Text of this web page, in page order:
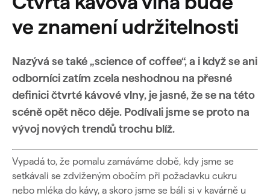
ve znamení udržitelnosti
Nazývá se také „science of coffee“, a i když se ani
odborníci zatím zcela neshodnou na přesné
definici čtvrté kávové vlny, je jasné, že se na této
scéně opět něco děje. Podívali jsme se proto na
vývoj nových trendů trochu blíž.
Vypadá to, že pomalu zamáváme době, kdy jsme se
setkávali se zdviženým obočím při požadavku cukru
nebo mléka do kávy, a skoro jsme se báli si v kavárně u